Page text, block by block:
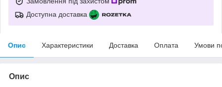
Доступна доставка
Опис Характеристики Доставка Оплата Умови
Опис